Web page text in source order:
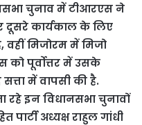
चुनाव में टीआरएस ने
दूसरे कार्यकाल के लिए
वहीं मिजोरम में मिजो
पूर्वोत्तर में उसके
में वापसी की है.
रहे इन विधानसभा चुनावों
पार्टी अध्यक्ष राहुल गांधी